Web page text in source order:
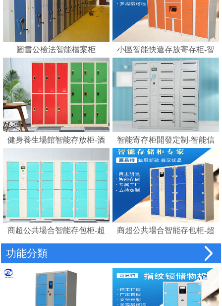
公司
圖書公檢法智能檔案柜
小區智能快遞存放寄存柜-智
能化快遞柜 E郵
健身養生場館智能存放柜-酒
鎖柜桑拿更衣柜手腕卡
智能寄存柜開發定制-智能信
報箱電子寄存柜
商超公共場合智能存包柜-超
市智能儲物柜密碼柜電子存
包柜
商超公共場合智能存包柜-超
市智能條碼寄存儲物柜電子
存包柜
功能分類